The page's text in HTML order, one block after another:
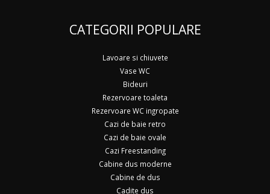
CATEGORII POPULARE
Lavoare si chiuvete
Vase WC
Bideuri
Rezervoare toaleta
Rezervoare WC ingropate
Cazi de baie retro
Cazi de baie ovale
Cazi Freestanding
Cabine dus moderne
Cabine de dus
Cadite dus